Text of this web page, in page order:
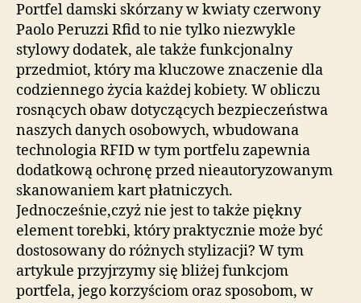
Portfel damski skórzany w kwiaty czerwony
Paolo Peruzzi Rfid to nie tylko niezwykle
stylowy dodatek, ale także funkcjonalny
przedmiot, który ma kluczowe znaczenie dla
codziennego życia każdej kobiety. W obliczu
rosnących obaw dotyczących bezpieczeństwa
naszych danych osobowych, wbudowana
technologia RFID w tym portfelu zapewnia
dodatkową ochronę przed nieautoryzowanym
skanowaniem kart płatniczych.
Jednocześnie,czyż nie jest to także piękny
element torebki, który praktycznie może być
dostosowany do różnych stylizacji? W tym
artykule przyjrzymy się bliżej funkcjom
portfela, jego korzyściom oraz sposobom, w